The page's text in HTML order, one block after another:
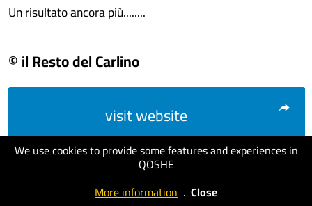
We use cookies to provide some features and experiences in
QOSHE
More information . Close
Un risultato ancora più........
© il Resto del Carlino
visit website